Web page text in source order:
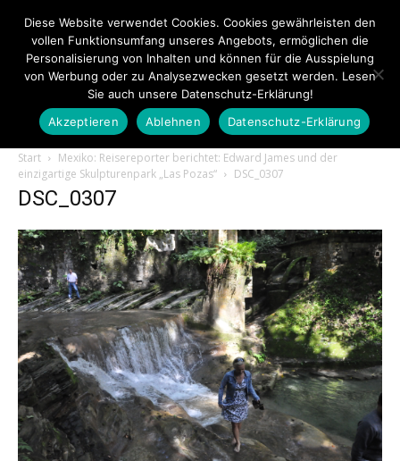
Touristiknews.de
Touristiknews
und
Reiseempfehlungen.
Start
Mexiko: Reisereporter berichtet: Edward James und der
einzigartige Skulpturenpark „Las Pozas“
DSC_0307
DSC_0307
Diese Website verwendet Cookies. Cookies gewährleisten den
vollen Funktionsumfang unseres Angebots, ermöglichen die
Personalisierung von Inhalten und können für die Ausspielung
von Werbung oder zu Analysezwecken gesetzt werden. Lesen
Sie auch unsere Datenschutz-Erklärung!
Akzeptieren
Ablehnen Datenschutz-Erklärung